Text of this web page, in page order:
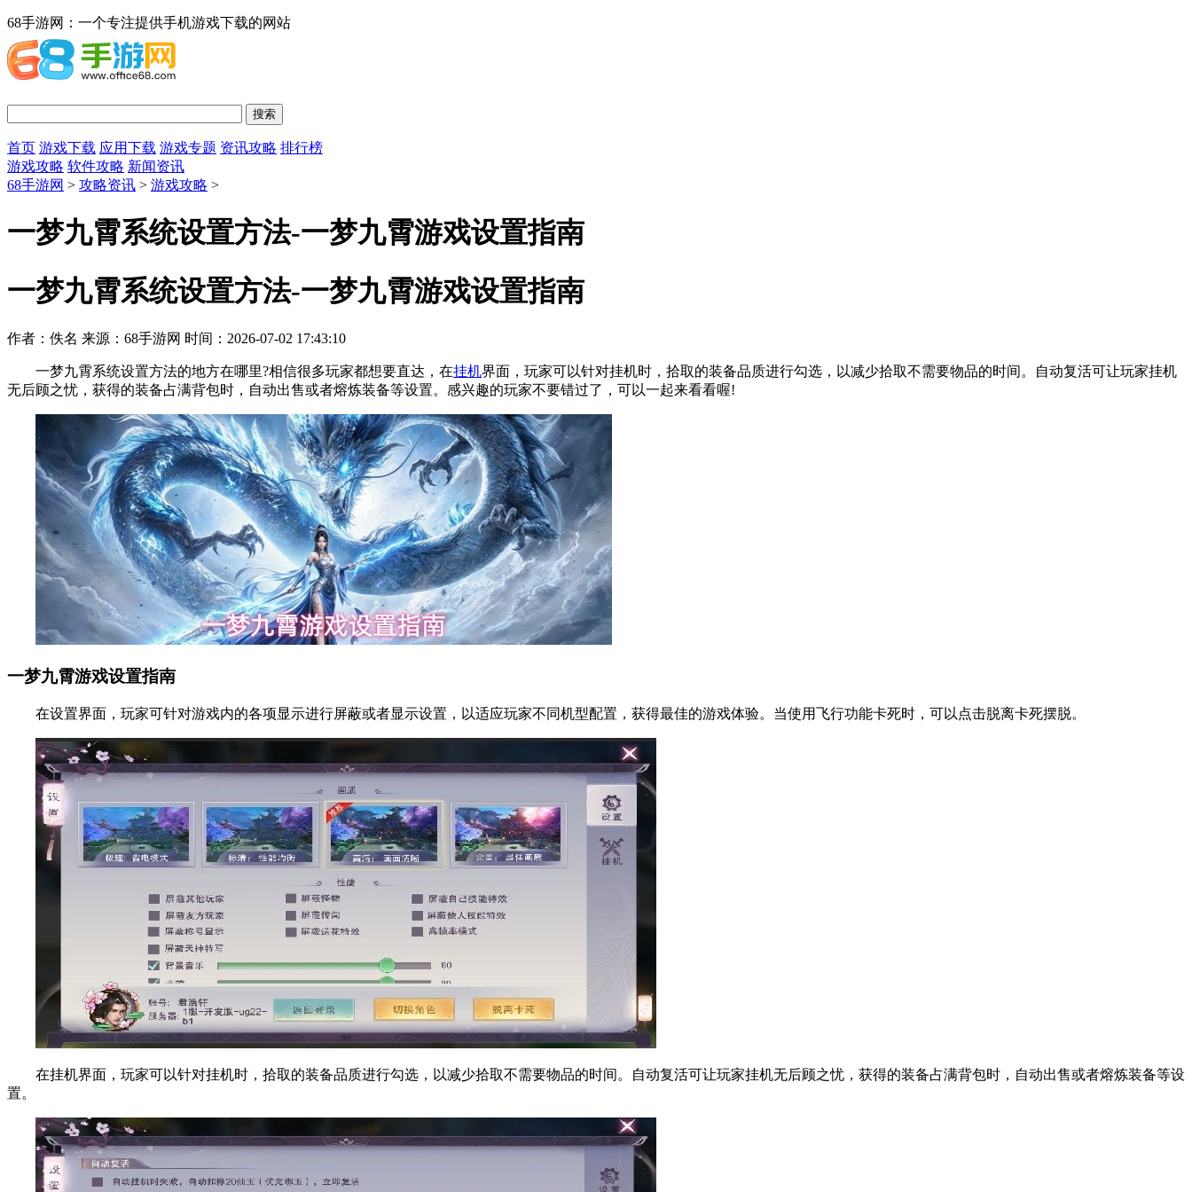
68手游网：一个专注提供手机游戏下载的网站
首页 游戏下载 应用下载 游戏专题 资讯攻略 排行榜
游戏攻略 软件攻略 新闻资讯
68手游网 > 攻略资讯 > 游戏攻略 >
一梦九霄系统设置方法-一梦九霄游戏设置指南
一梦九霄系统设置方法-一梦九霄游戏设置指南
作者：佚名 来源：68手游网 时间：2026-07-02 17:43:10
一梦九霄系统设置方法的地方在哪里?相信很多玩家都想要直达，在挂机界面，玩家可以针对挂机时，拾取的装备品质进行勾选，以减少拾取不需要物品的时间。自动复活可让玩家挂机
无后顾之忧，获得的装备占满背包时，自动出售或者熔炼装备等设置。感兴趣的玩家不要错过了，可以一起来看看喔!
一梦九霄游戏设置指南
在设置界面，玩家可针对游戏内的各项显示进行屏蔽或者显示设置，以适应玩家不同机型配置，获得最佳的游戏体验。当使用飞行功能卡死时，可以点击脱离卡死摆脱。
在挂机界面，玩家可以针对挂机时，拾取的装备品质进行勾选，以减少拾取不需要物品的时间。自动复活可让玩家挂机无后顾之忧，获得的装备占满背包时，自动出售或者熔炼装备等设
置。